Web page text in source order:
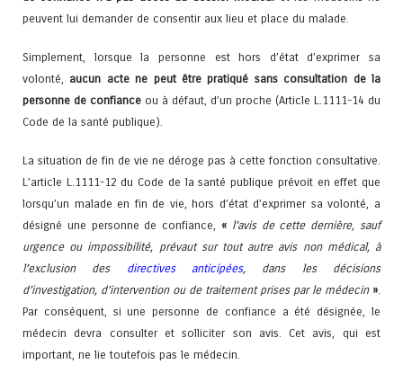
peuvent lui demander de consentir aux lieu et place du malade.
Simplement, lorsque la personne est hors d’état d’exprimer sa
volonté, aucun acte ne peut être pratiqué sans consultation de la
personne de confiance ou à défaut, d’un proche (Article L.1111-14 du
Code de la santé publique).
La situation de fin de vie ne déroge pas à cette fonction consultative.
L’article L.1111-12 du Code de la santé publique prévoit en effet que
lorsqu’un malade en fin de vie, hors d’état d’exprimer sa volonté, a
désigné une personne de confiance, « l’avis de cette dernière, sauf
urgence ou impossibilité, prévaut sur tout autre avis non médical, à
l’exclusion des directives anticipées, dans les décisions
d’investigation, d’intervention ou de traitement prises par le médecin ».
Par conséquent, si une personne de confiance a été désignée, le
médecin devra consulter et solliciter son avis. Cet avis, qui est
important, ne lie toutefois pas le médecin.